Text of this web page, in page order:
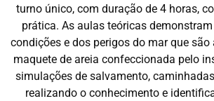
turno único, com duração de 4 horas,
prática. As aulas teóricas
condições e dos perigos do mar que
maquete de areia confeccionada pelo
simulações de salvamento,
realizando o conhecimento e